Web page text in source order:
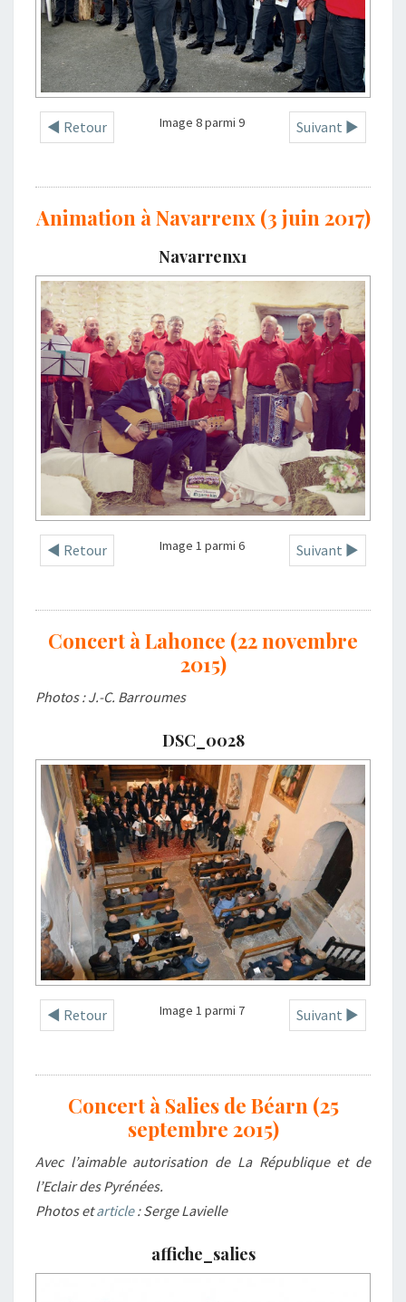
◄ Retour Suivant ►
Image 8 parmi 9
Animation à Navarrenx (3 juin 2017)
Navarrenx1
◄ Retour Suivant ►
Image 1 parmi 6
Concert à Lahonce (22 novembre
2015)
Photos : J.-C. Barroumes
DSC_0028
◄ Retour Suivant ►
Image 1 parmi 7
Concert à Salies de Béarn (25
septembre 2015)
Avec l’aimable autorisation de La République et de
l’Eclair des Pyrénées.
Photos etarticle: Serge Lavielle
affiche_salies